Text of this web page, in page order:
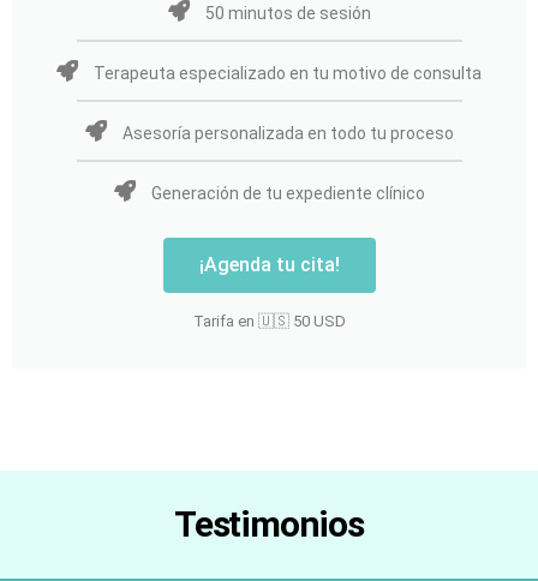
50 minutos de sesión
Terapeuta especializado en tu motivo de consulta
Asesoría personalizada en todo tu proceso
Generación de tu expediente clínico
¡Agenda tu cita!
Tarifa en 🇺🇸 50 USD
Testimonios